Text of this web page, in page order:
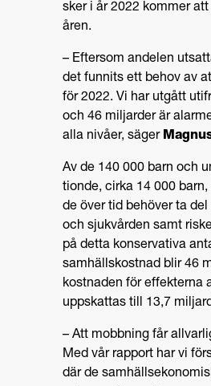
sker i år 2022 kommer
åren.
– Eftersom andelen
det funnits ett behov av
för 2022. Vi har utgått
och 46 miljarder är
alla nivåer, säger
Av de 140 000 barn och
tionde, cirka 14 000
de över tid behöver ta
och sjukvården samt
på detta konservativa
samhällskostnad blir 46
kostnaden för effekterna
uppskattas till 13,7
– Att mobbning får
Med vår rapport har vi
där de